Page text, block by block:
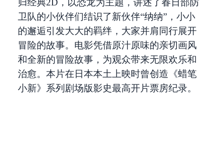
归经典2D，以恐龙为主题，讲述了春日部防
卫队的小伙伴们结识了新伙伴“纳纳”，小小
的邂逅引发大大的羁绊，大家并肩同行展开
冒险的故事。电影凭借原汁原味的亲切画风
和全新的冒险故事，为观众带来无限欢乐和
治愈。本片在日本本土上映时曾创造《蜡笔
小新》系列剧场版影史最高开片票房纪录。